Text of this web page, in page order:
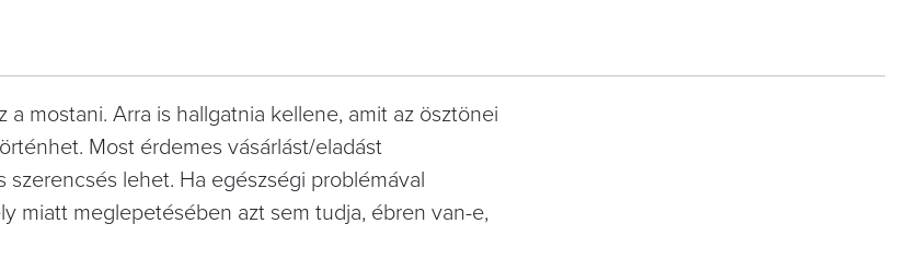
mostani. Arra is hallgatnia kellene, amit az ösztönei
Most érdemes vásárlást/eladást
lehet. Ha egészségi problémával
miatt meglepetésében azt sem tudja, ébren van-e,